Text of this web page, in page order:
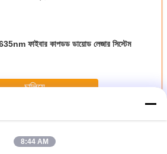
ফাইবার কাপডড ডায়োড লেজার সিস্টেম
চালিয়ে
8:44 AM